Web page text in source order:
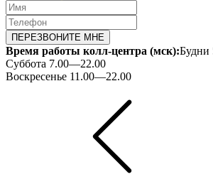
ПЕРЕЗВОНИТЕ МНЕ
Время работы колл-центра (мск):Будни
Суббота 7.00—22.00
Воскресенье 11.00—22.00